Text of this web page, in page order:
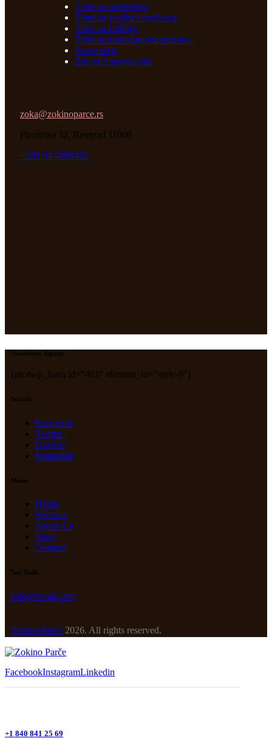
Torte za rođendane
Torte za svadbe i venčanja
Torte za krštenja
Torte za kancelarijske proslave
Posne torte
Zdrave i sirove torte
zoka@zokinoparce.rs
Pionirska 32, Beograd 11000
+381 64 4868454
Newsletter Signup
[mc4wp_form id="461" element_id="style-9"]
Socials
Facebook
Twitter
Dribble
Instagram
Menu
Home
Services
About Us
Shop
Contact
Say Hello
info@email.com
Zokino Parče 2026. All rights reserved.
FacebookInstagramLinkedin
+1 840 841 25 69